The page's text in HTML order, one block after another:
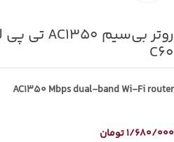
C60
AC1350 Mbps dual-band Wi-Fi router
1/680/000تومان